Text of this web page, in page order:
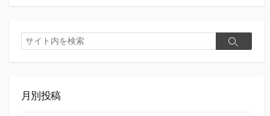
検
索
検
月別投稿